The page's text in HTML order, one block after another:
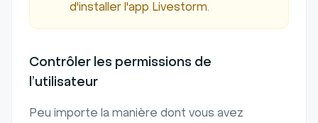
d'installer l'app Livestorm.
Contrôler les permissions de
l’utilisateur
Peu importe la manière dont vous avez